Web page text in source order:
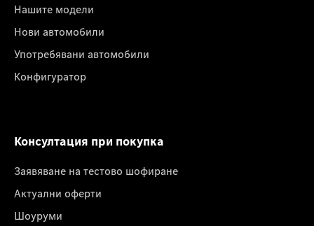
Нашите модели
Нови автомобили
Употребявани автомобили
Конфигуратор
Консултация при покупка
Заявяване на тестово шофиране
Актуални оферти
Шоуруми